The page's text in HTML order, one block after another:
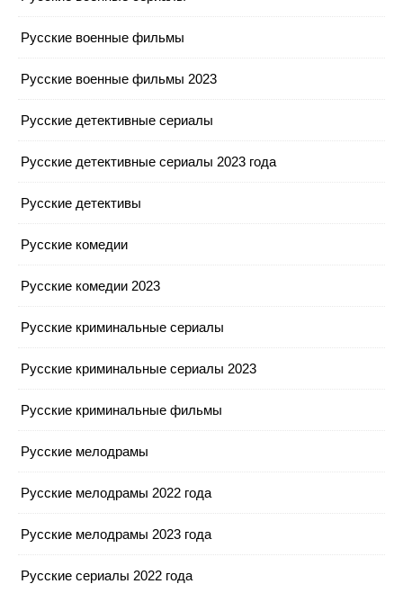
Русские военные фильмы
Русские военные фильмы 2023
Русские детективные сериалы
Русские детективные сериалы 2023 года
Русские детективы
Русские комедии
Русские комедии 2023
Русские криминальные сериалы
Русские криминальные сериалы 2023
Русские криминальные фильмы
Русские мелодрамы
Русские мелодрамы 2022 года
Русские мелодрамы 2023 года
Русские сериалы 2022 года